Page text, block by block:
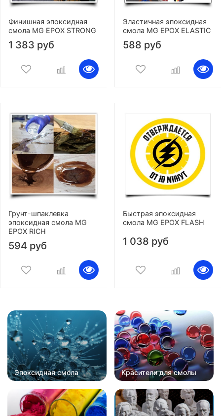
Финишная эпоксидная
смола MG EPOX STRONG
1 383 руб
Эластичная эпоксидная
смола MG EPOX ELASTIC
588 руб
Грунт-шпаклевка
эпоксидная смола MG
EPOX RICH
594 руб
Быстрая эпоксидная
смола MG EPOX FLASH
1 038 руб
Эпоксидная смола Красители для смолы